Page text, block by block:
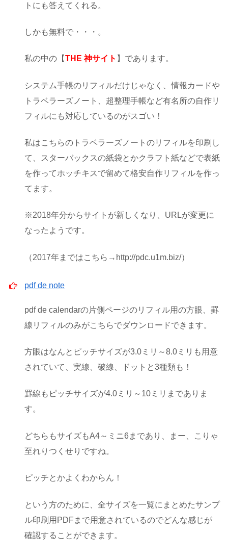
トにも答えてくれる。
しかも無料で・・・。
私の中の【THE 神サイト 】であります。
システム手帳のリフィルだけじゃなく、情報カードや
トラベラーズノート、超整理手帳など有名所の自作リ
フィルにも対応しているのがスゴい！
私はこちらのトラベラーズノートのリフィルを印刷し
て、スターバックスの紙袋とかクラフト紙などで表紙
を作ってホッチキスで留めて格安自作リフィルを作っ
てます。
※2018年分からサイトが新しくなり、URLが変更に
なったようです。
（2017年まではこちら→http://pdc.u1m.biz/）
pdf de note
pdf de calendarの片側ページのリフィル用の方眼、罫
線リフィルのみがこちらでダウンロードできます。
方眼はなんとピッチサイズが3.0ミリ～8.0ミリも用意
されていて、実線、破線、ドットと3種類も！
罫線もピッチサイズが4.0ミリ～10ミリまでありま
す。
どちらもサイズもA4～ミニ6まであり、まー、こりゃ
至れりつくせりですね。
ピッチとかよくわからん！
という方のために、全サイズを一覧にまとめたサンプ
ル印刷用PDFまで用意されているのでどんな感じが
確認することができます。